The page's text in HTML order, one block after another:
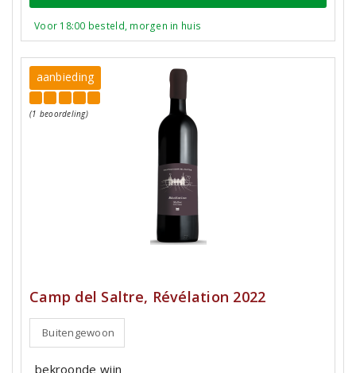
Voor 18:00 besteld, morgen in huis
aanbieding
(1 beoordeling)
Camp del Saltre, Révélation 2022
Buitengewoon
bekroonde wijn